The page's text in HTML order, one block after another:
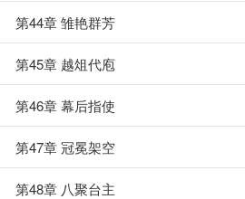
第44章 雏艳群芳
第45章 越俎代庖
第46章 幕后指使
第47章 冠冕架空
第48章 八聚台主